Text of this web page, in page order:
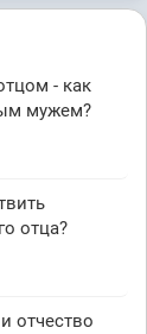
- как
мужем?
отца?
отчество